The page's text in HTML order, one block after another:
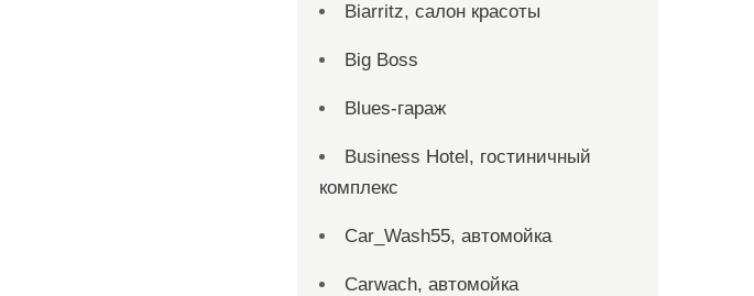
Biarritz, салон красоты
Big Boss
Blues-гараж
Business Hotel, гостиничный
комплекс
Car_Wash55, автомойка
Carwach, автомойка